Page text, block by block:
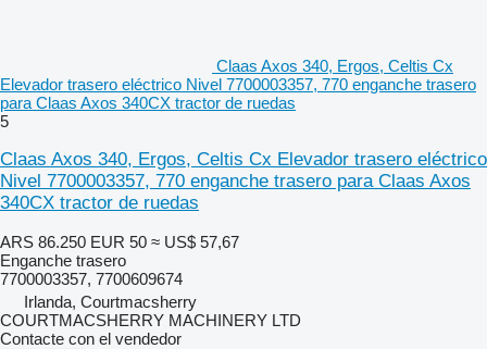
Claas Axos 340, Ergos, Celtis Cx
Elevador trasero eléctrico Nivel 7700003357, 770 enganche trasero
para Claas Axos 340CX tractor de ruedas
5
Claas Axos 340, Ergos, Celtis Cx Elevador trasero eléctrico
Nivel 7700003357, 770 enganche trasero para Claas Axos
340CX tractor de ruedas
ARS 86.250 EUR 50 ≈ US$ 57,67
Enganche trasero
7700003357, 7700609674
Irlanda, Courtmacsherry
COURTMACSHERRY MACHINERY LTD
Contacte con el vendedor